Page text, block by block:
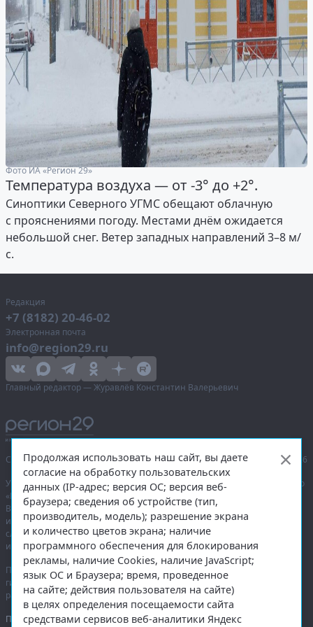
Фото ИА «Регион 29»
Температура воздуха — от -3° до +2°.
Синоптики Северного УГМС обещают облачную
с прояснениями погоду. Местами днём ожидается
небольшой снег. Ветер западных направлений 3–8 м/
с.
Редакция
+7 (8182) 20-46-02
Электронная почта
info@region29.ru
Главный редактор — Журавлёв Константин Валерьевич
Сетевое издание «Информационное агентство Регион 29»,
© 2016–2026
Учредитель — общество с ограниченной ответственностью «Агентство
«Правда Севера».
Выписка из реестра зарегистрированных средств массовой
информации:ЭЛ № ФС 77-74226от 09.11.2018 выдано Федеральной
службой по надзору в сфере связи, информационных технологий
и массовых коммуникаций (Роскомнадзор).
При полном или частичном использовании любых материалов
гиперссылка на region29.ruобязательна. Копирование материалов без
разрешения администрации сайта запрещено.
Правовая информация.
Продолжая использовать наш сайт, вы даете
согласие на обработку пользовательских
данных (IP-адрес; версия ОС; версия веб-
браузера; сведения об устройстве (тип,
производитель, модель); разрешение экрана
и количество цветов экрана; наличие
программного обеспечения для блокирования
рекламы, наличие Cookies, наличие JavaScript;
язык ОС и Браузера; время, проведенное
на сайте; действия пользователя на сайте)
в целях определения посещаемости сайта
средствами сервисов веб-аналитики Яндекс